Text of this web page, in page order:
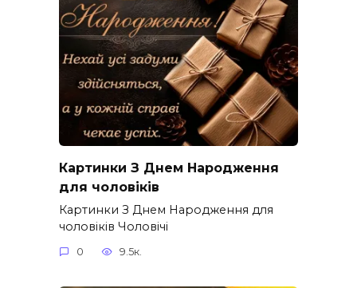
Картинки З Днем Народження
для чоловіків​
Картинки З Днем Народження для
чоловіків​ Чоловічі
0 9.5к.